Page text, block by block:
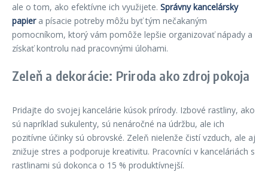
ale o tom, ako efektívne ich využijete. Správny kancelársky
papiera písacie potreby môžu byť tým nečakaným
pomocníkom, ktorý vám pomôže lepšie organizovať nápady a
získať kontrolu nad pracovnými úlohami.
Zeleň a dekorácie: Priroda ako zdroj pokoja
Pridajte do svojej kancelárie kúsok prírody. Izbové rastliny, ako
sú napríklad sukulenty, sú nenáročné na údržbu, ale ich
pozitívne účinky sú obrovské. Zeleň nielenže čistí vzduch, ale aj
znižuje stres a podporuje kreativitu. Pracovníci v kanceláriách s
rastlinami sú dokonca o 15 % produktívnejší.